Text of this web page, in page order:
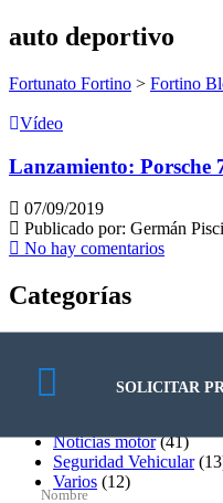
auto deportivo
Fortunato Fortino > Fortino
Vídeo
Lanzamiento: Porsche
07/09/2019
Publicado por: Germán
No hay comentarios
Categorías
Deporte motor(11)
Mercado automotor
Noticias motor(41)
Seguridad Vehicular
Varios (12)
SOLICITAR
Nombre